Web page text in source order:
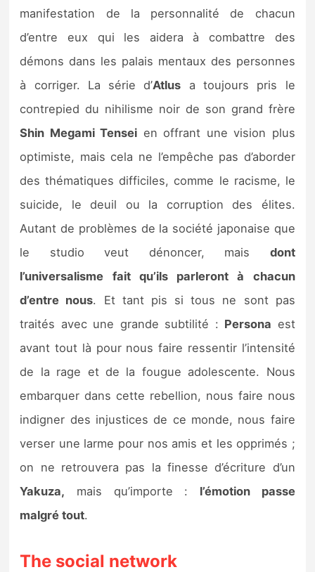
manifestation de la personnalité de chacun
d’entre eux qui les aidera à combattre des
démons dans les palais mentaux des personnes
à corriger. La série d’Atlus a toujours pris le
contrepied du nihilisme noir de son grand frère
Shin Megami Tensei en offrant une vision plus
optimiste, mais cela ne l’empêche pas d’aborder
des thématiques difficiles, comme le racisme, le
suicide, le deuil ou la corruption des élites.
Autant de problèmes de la société japonaise que
le studio veut dénoncer, mais dont
l’universalisme fait qu’ils parleront à chacun
d’entre nous. Et tant pis si tous ne sont pas
traités avec une grande subtilité : Persona est
avant tout là pour nous faire ressentir l’intensité
de la rage et de la fougue adolescente. Nous
embarquer dans cette rebellion, nous faire nous
indigner des injustices de ce monde, nous faire
verser une larme pour nos amis et les opprimés ;
on ne retrouvera pas la finesse d’écriture d’un
Yakuza, mais qu’importe : l’émotion passe
malgré tout.
The social network